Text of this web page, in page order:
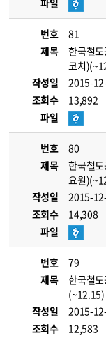
파일
번호
81
제목
한국철
코치
작성일
2015-
조회수
13,892
파일
번호
80
제목
한국철
요원
작성일
2015-
조회수
14,308
파일
번호
79
제목
한국철
(~12.15)
작성일
2015-
조회수
12,583